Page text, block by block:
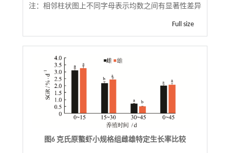
注： 相邻柱状图上不同字母表示均数之间有显著性差异
Full size
图6 克氏原螯虾小规格组雌雄特定生长率比较